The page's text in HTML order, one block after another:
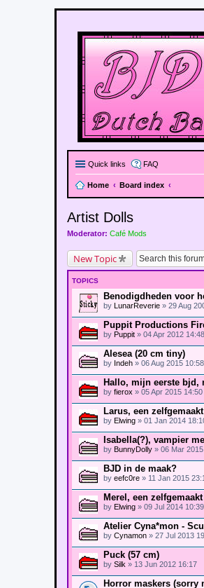
Quick links FAQ
Home Board index
Artist Dolls
Moderator: Café Mods
New Topic
TOPICS
Benodigdheden voor
by LunarReverie » 29 Aug
Puppit Productions
by Puppit » 04 Apr 2012 14:48
Alesea (20 cm tiny)
by Indeh » 06 Aug 2015 10:58
Hallo, mijn eerste bjd,
by fierox » 05 Apr 2015 14:50
Larus, een
by Elwing » 01 Jan 2014
Isabella(?), vampier
by BunnyDolly » 06 Mar
BJD in de maak?
by eefc0re » 11 Jan 2015
Merel, een
by Elwing » 09 Jul 2014 10:39
Atelier Cyna*mon -
by Cynamon » 27 Jul 2013
Puck (57 cm)
by Silk » 13 Jun 2012 16:17
Horror maskers (sorry